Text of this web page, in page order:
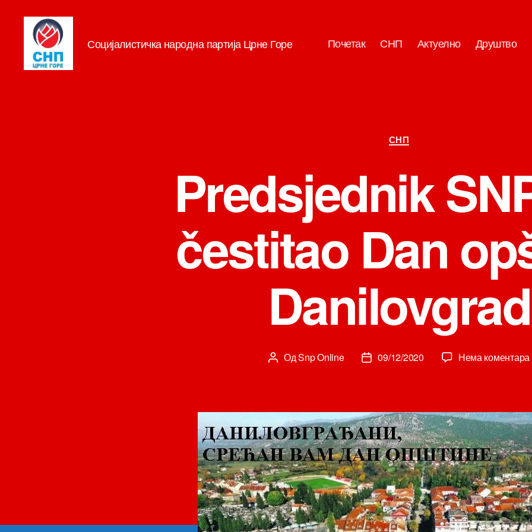
Социјалистичка народна партија Црне Горе Почетак СНП Актуелно Друштво
Категорије
СНП
Predsjednik
čestitao Dan
Danilovgrad
Аутор
ОдSnp Online
Датум
09/12/2020 Нема коментара